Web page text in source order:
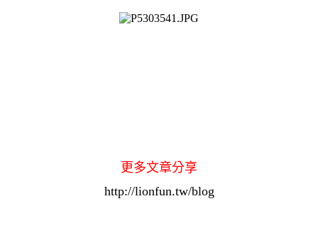
更多文章分享
http://lionfun.tw/blog